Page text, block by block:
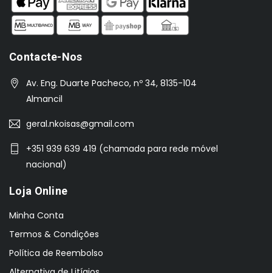
Contacte-Nos
Av. Eng. Duarte Pacheco, nº 34, 8135-104
Almancil
geral.nkoisas@gmail.com
+351 939 639 419 (chamada para rede móvel
nacional)
Loja Online
Minha Conta
Termos & Condições
Política de Reembolso